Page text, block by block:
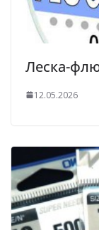
Леска-
12.05.2026